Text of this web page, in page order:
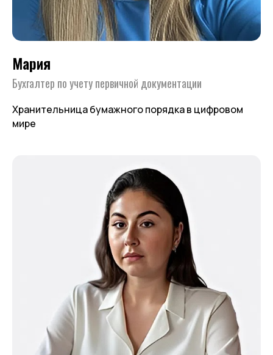
Мария
Бухгалтер по учету первичной документации
Хранительница бумажного порядка в цифровом
мире